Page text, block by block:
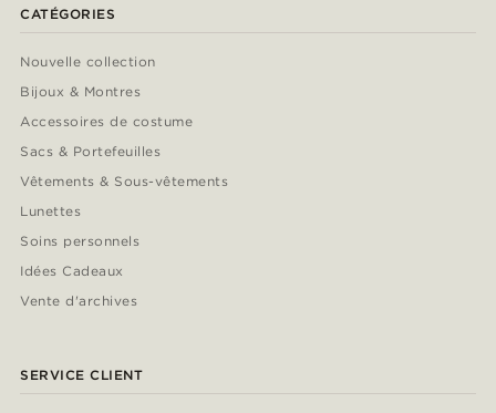
CATÉGORIES
Nouvelle collection
Bijoux & Montres
Accessoires de costume
Sacs & Portefeuilles
Vêtements & Sous-vêtements
Lunettes
Soins personnels
Idées Cadeaux
Vente d'archives
SERVICE CLIENT